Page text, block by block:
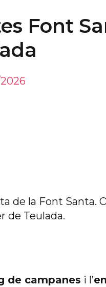
Font
de la Font Santa.
de Teulada.
de campanes i l’